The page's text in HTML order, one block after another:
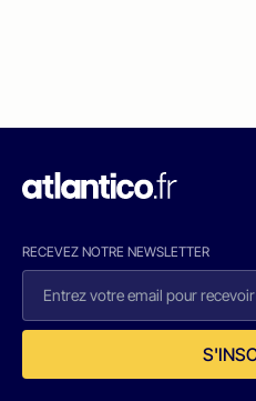
RECEVEZ NOTRE NEWSLETTER